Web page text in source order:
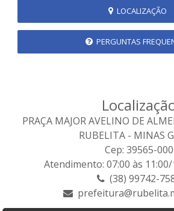
LOCALIZAÇÃO
PERGUNTAS
PRAÇA MAJOR AVELINO DE
RUBELITA - MINAS
Cep: 39565-000
Atendimento: 07:00 às 11:00/
(38) 99742-